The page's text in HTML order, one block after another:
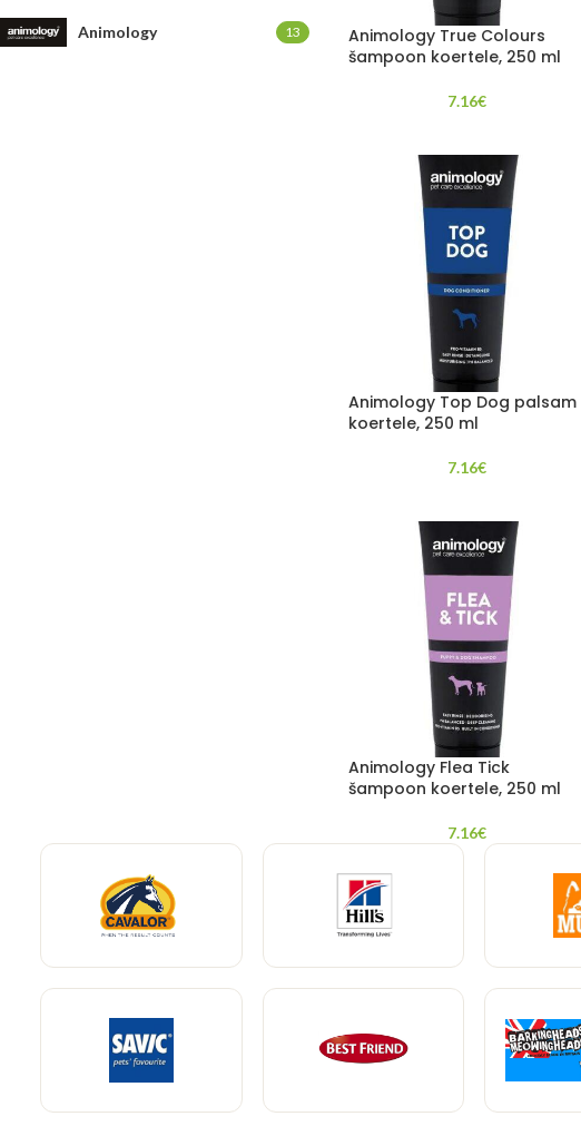
Animology 13
Animology True Colours
šampoon koertele, 250 ml
7.16€
Animology Top Dog palsam
koertele, 250 ml
7.16€
Animology Flea Tick
šampoon koertele, 250 ml
7.16€